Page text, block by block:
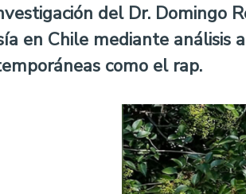
del Dr. Domingo
en Chile mediante análisis
como el rap.